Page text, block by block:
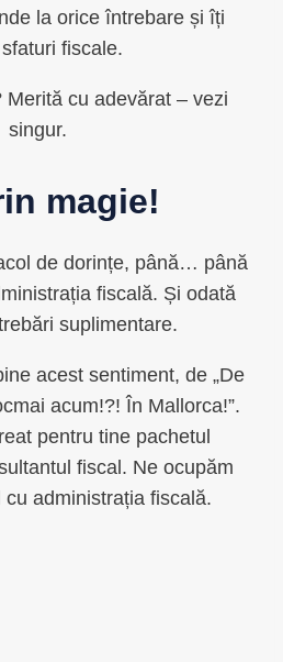
la orice întrebare și îți
fiscale.
Merită cu adevărat – vezi
singur.
magie!
de dorințe, până… până
fiscală. Și odată
suplimentare.
acest sentiment, de „De
acum!?! În Mallorca!”.
pentru tine pachetul
fiscal. Ne ocupăm
administrația fiscală.